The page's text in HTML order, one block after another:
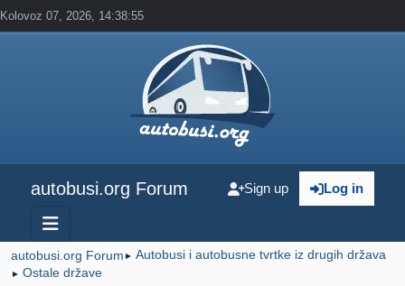
Kolovoz 07, 2026, 14:38:55
autobusi.org Forum Log in
Sign up
autobusi.org Forum ► Autobusi i autobusne tvrtke iz drugih država
► Ostale države